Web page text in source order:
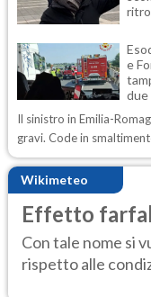
e
due
Il sinistro in Emilia-
gravi. Code in
Wikimeteo
Effetto
Con tale nome si
rispetto alle